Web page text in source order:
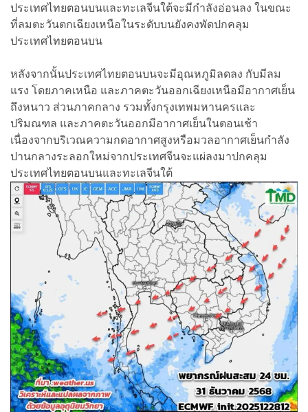
ประเทศไทยตอนบนและทะเลจีนใต้จะมีกำลังอ่อนลง ในขณะ
ที่ลมตะวันตกเฉียงเหนือในระดับบนยังคงพัดปกคลุม
ประเทศไทยตอนบน
หลังจากนั้นประเทศไทยตอนบนจะมีอุณหภูมิลดลง กับมีลม
แรง โดยภาคเหนือ และภาคตะวันออกเฉียงเหนือมีอากาศเย็น
ถึงหนาว ส่วนภาคกลาง รวมทั้งกรุงเทพมหานครและ
ปริมณฑล และภาคตะวันออกมีอากาศเย็นในตอนเช้า
เนื่องจากบริเวณความกดอากาศสูงหรือมวลอากาศเย็นกำลัง
ปานกลางระลอกใหม่จากประเทศจีนจะแผ่ลงมาปกคลุม
ประเทศไทยตอนบนและทะเลจีนใต้